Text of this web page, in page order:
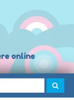
online